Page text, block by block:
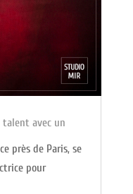
talent avec un
près de Paris, se
pour